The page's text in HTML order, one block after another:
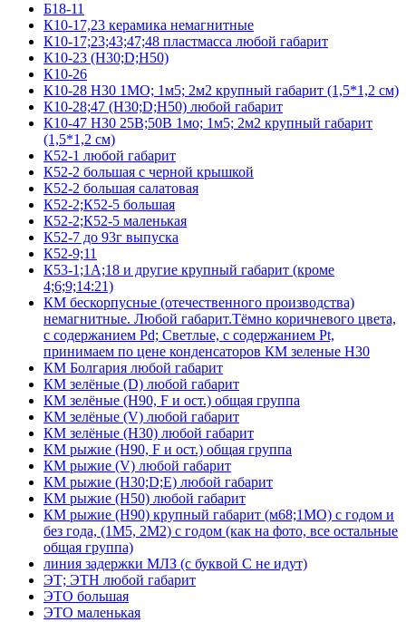
Б18-11
К10-17,23 керамика немагнитные
К10-17;23;43;47;48 пластмасса любой габарит
К10-23 (Н30;D;Н50)
К10-26
К10-28 Н30 1МО; 1м5; 2м2 крупный габарит (1,5*1,2 см)
К10-28;47 (Н30;D;Н50) любой габарит
К10-47 Н30 25В;50В 1мо; 1м5; 2м2 крупный габарит
(1,5*1,2 см)
К52-1 любой габарит
К52-2 большая с черной крышкой
К52-2 большая салатовая
К52-2;К52-5 большая
К52-2;К52-5 маленькая
К52-7 до 93г выпуска
К52-9;11
К53-1;1А;18 и другие крупный габарит (кроме
4;6;9;14:21)
КМ бескорпусные (отечественного производства)
немагнитные. Любой габарит.Тёмно коричневого цвета,
с содержанием Pd; Светлые, с содержанием Pt,
принимаем по цене конденсаторов КМ зеленые Н30
КМ Болгария любой габарит
КМ зелёные (D) любой габарит
КМ зелёные (H90, F и ост.) общая группа
КМ зелёные (V) любой габарит
КМ зелёные (Н30) любой габарит
КМ рыжие (H90, F и ост.) общая группа
КМ рыжие (V) любой габарит
КМ рыжие (Н30;D;E) любой габарит
КМ рыжие (Н50) любой габарит
КМ рыжие (Н90) крупный габарит (м68;1МО) с годом и
без года, (1М5, 2М2) с годом (как на фото, все остальные
общая группа)
линия задержки МЛЗ (с буквой С не идут)
ЭТ; ЭТН любой габарит
ЭТО большая
ЭТО маленькая